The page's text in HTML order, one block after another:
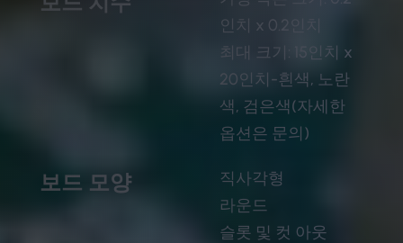
인치 x 0.2인치
최대 크기: 15인치 x
20인치-흰색, 노란
색, 검은색(자세한
옵션은 문의)
보드 모양
직사각형
라운드
슬롯 및 컷 아웃